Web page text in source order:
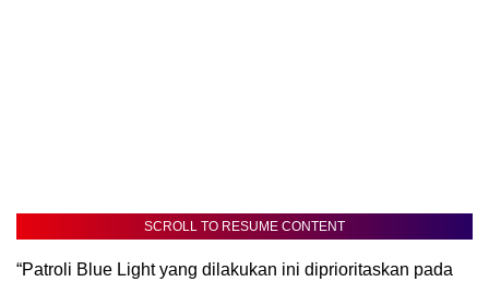
SCROLL TO RESUME CONTENT
“Patroli Blue Light yang dilakukan ini diprioritaskan pada